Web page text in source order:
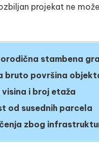
projekat ne
stambena
bruto površina
i broj etaža
od susednih parcela
zbog